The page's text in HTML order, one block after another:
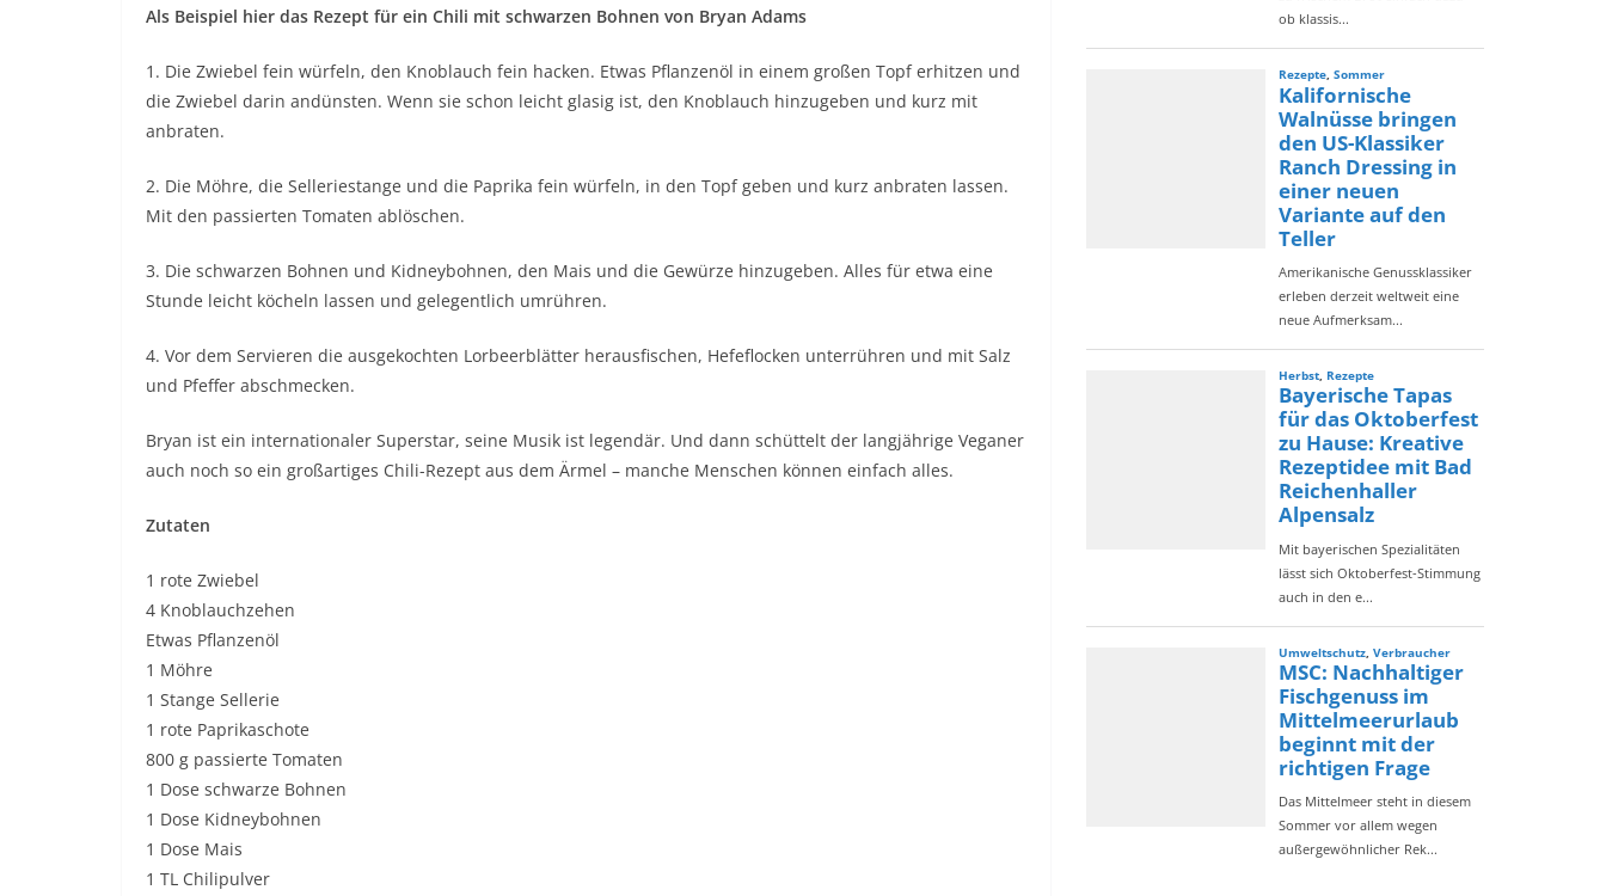
Als Beispiel hier das Rezept für ein Chili mit schwarzen Bohnen von Bryan Adams
1. Die Zwiebel fein würfeln, den Knoblauch fein hacken. Etwas Pflanzenöl in einem großen Topf erhitzen und
die Zwiebel darin andünsten. Wenn sie schon leicht glasig ist, den Knoblauch hinzugeben und kurz mit
anbraten.
2. Die Möhre, die Selleriestange und die Paprika fein würfeln, in den Topf geben und kurz anbraten lassen.
Mit den passierten Tomaten ablöschen.
3. Die schwarzen Bohnen und Kidneybohnen, den Mais und die Gewürze hinzugeben. Alles für etwa eine
Stunde leicht köcheln lassen und gelegentlich umrühren.
4. Vor dem Servieren die ausgekochten Lorbeerblätter herausfischen, Hefeflocken unterrühren und mit Salz
und Pfeffer abschmecken.
Bryan ist ein internationaler Superstar, seine Musik ist legendär. Und dann schüttelt der langjährige Veganer
auch noch so ein großartiges Chili-Rezept aus dem Ärmel – manche Menschen können einfach alles.
Zutaten
1 rote Zwiebel
4 Knoblauchzehen
Etwas Pflanzenöl
1 Möhre
1 Stange Sellerie
1 rote Paprikaschote
800 g passierte Tomaten
1 Dose schwarze Bohnen
1 Dose Kidneybohnen
1 Dose Mais
1 TL Chilipulver